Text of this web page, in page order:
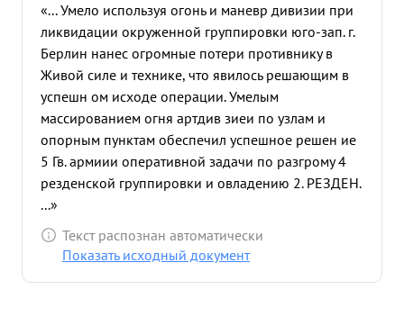
«... Умело используя огонь и маневр дивизии при
ликвидации окруженной группировки юго-зап. г.
Берлин нанес огромные потери противнику в
Живой силе и технике, что явилось решающим в
успешн ом исходе операции. Умелым
массированием огня артдив зиеи по узлам и
опорным пунктам обеспечил успешное решен ие
5 Гв. армиии оперативной задачи по разгрому 4
резденской группировки и овладению 2. РЕЗДЕН.
...»
Текст распознан автоматически
Показать исходный документ